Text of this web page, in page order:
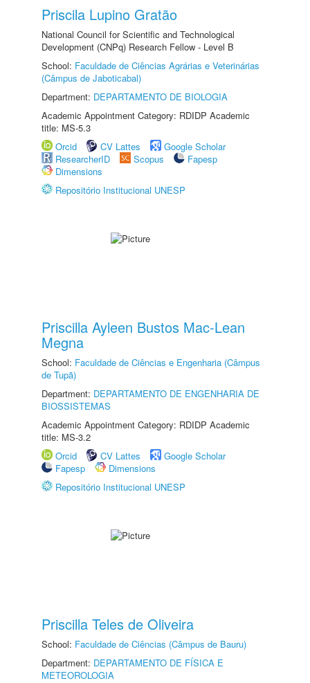
Priscila Lupino Gratão
National Council for Scientific and Technological
Development (CNPq) Research Fellow - Level B
School: Faculdade de Ciências Agrárias e Veterinárias
(Câmpus de Jaboticabal)
Department: DEPARTAMENTO DE BIOLOGIA
Academic Appointment Category: RDIDP Academic
title: MS-5.3
Orcid
CV Lattes
Google Scholar
ResearcherID
Scopus
Fapesp
Dimensions
Repositório Institucional UNESP
Priscilla Ayleen Bustos Mac-Lean
Megna
School: Faculdade de Ciências e Engenharia (Câmpus
de Tupã)
Department: DEPARTAMENTO DE ENGENHARIA DE
BIOSSISTEMAS
Academic Appointment Category: RDIDP Academic
title: MS-3.2
Orcid
CV Lattes
Google Scholar
Fapesp
Dimensions
Repositório Institucional UNESP
Priscilla Teles de Oliveira
School: Faculdade de Ciências (Câmpus de Bauru)
Department: DEPARTAMENTO DE FÍSICA E
METEOROLOGIA